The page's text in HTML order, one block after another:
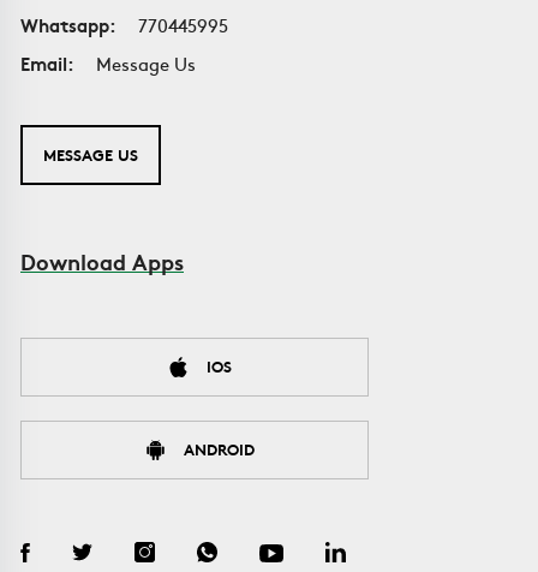
Whatsapp:
770445995
Email:
Message Us
MESSAGE US
Download Apps
IOS
ANDROID